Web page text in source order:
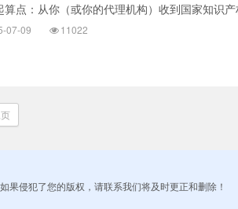
：从你（或你的代理机构）收到国家知识产
07-09 11022
侵犯了您的版权，请联系我们将及时更正和删除！